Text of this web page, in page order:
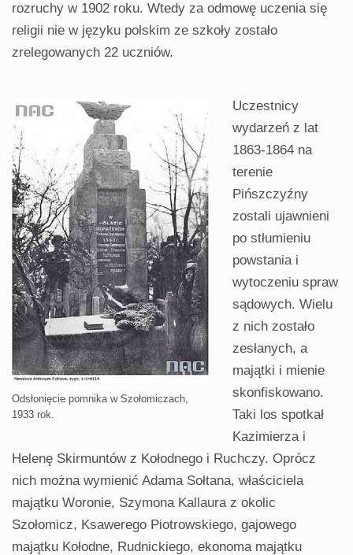
rozruchy w 1902 roku. Wtedy za odmowę uczenia się
religii nie w języku polskim ze szkoły zostało
zrelegowanych 22 uczniów.
Odsłonięcie pomnika w Szołomiczach,
1933 rok.
Uczestnicy
wydarzeń z lat
1863-1864 na
terenie
Pińszczyźny
zostali ujawnieni
po stłumieniu
powstania i
wytoczeniu spraw
sądowych. Wielu
z nich zostało
zesłanych, a
majątki i mienie
skonfiskowano.
Taki los spotkał
Kazimierza i
Helenę Skirmuntów z Kołodnego i Ruchczy. Oprócz
nich można wymienić Adama Sołtana, właściciela
majątku Woronie, Szymona Kallaura z okolic
Szołomicz, Ksawerego Piotrowskiego, gajowego
majątku Kołodne, Rudnickiego, ekonoma majątku